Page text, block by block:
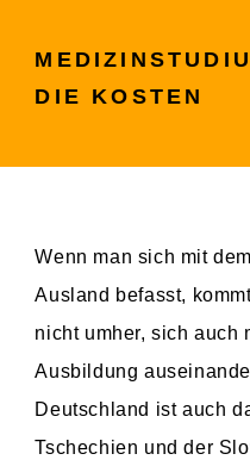
DIE KOSTEN
Wenn man sich mit
Ausland befasst,
nicht umher, sich auch
Ausbildung
Deutschland ist auch
Tschechien und der